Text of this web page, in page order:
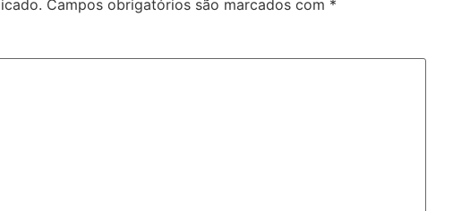
Campos obrigatórios são marcados com *